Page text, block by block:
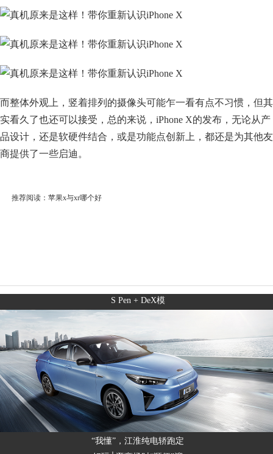
而整体外观上，竖着排列的摄像头可能乍一看有点不习惯，但其
实看久了也还可以接受，总的来说，iPhone X的发布，无论从产
品设计，还是软硬件结合，或是功能点创新上，都还是为其他友
商提供了一些启迪。
推荐阅读： 苹果x与xr哪个好
S Pen + DeX模
“我懂”，江淮纯电轿跑定